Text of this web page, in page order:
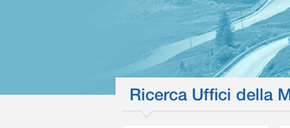
Ricerca Uffici della